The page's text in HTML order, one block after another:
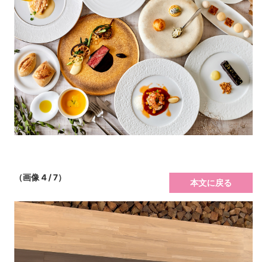
（画像 4 / 7）
本文に戻る